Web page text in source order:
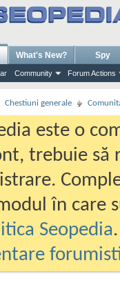
Community Forum Actions
What's New? Spy
Chestiuni generale
este o
trebuie să
în care
Seopedia